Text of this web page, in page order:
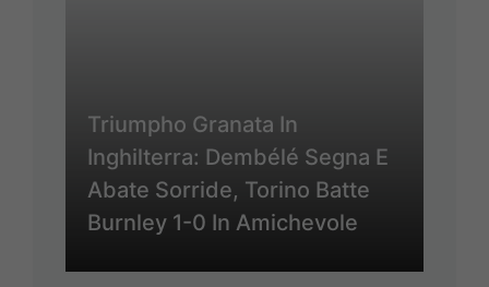
Triumpho Granata In
Inghilterra: Dembélé Segna E
Abate Sorride, Torino Batte
Burnley 1-0 In Amichevole